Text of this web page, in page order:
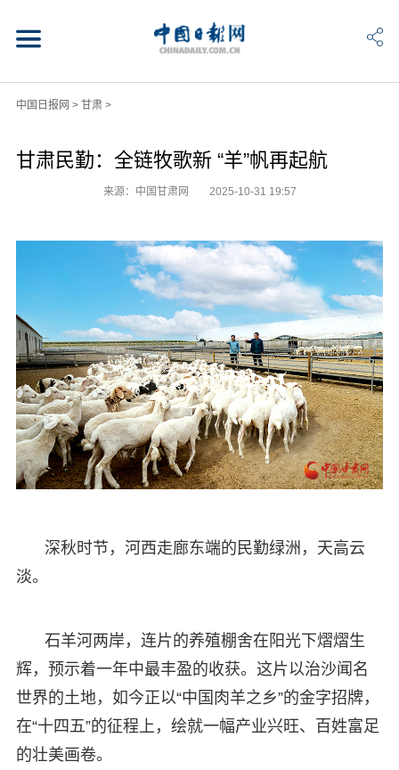
中国日报网 > 甘肃>
甘肃民勤：全链牧歌新 “羊”帆再起航
来源：中国甘肃网 2025-10-31 19:57
深秋时节，河西走廊东端的民勤绿洲，天高云
淡。
石羊河两岸，连片的养殖棚舍在阳光下熠熠生
辉，预示着一年中最丰盈的收获。这片以治沙闻名
世界的土地，如今正以“中国肉羊之乡”的金字招牌，
在“十四五”的征程上，绘就一幅产业兴旺、百姓富足
的壮美画卷。